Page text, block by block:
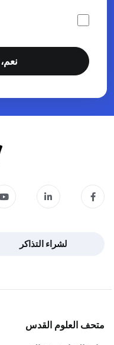
لشراء التذاكر
متحف العلوم القدس